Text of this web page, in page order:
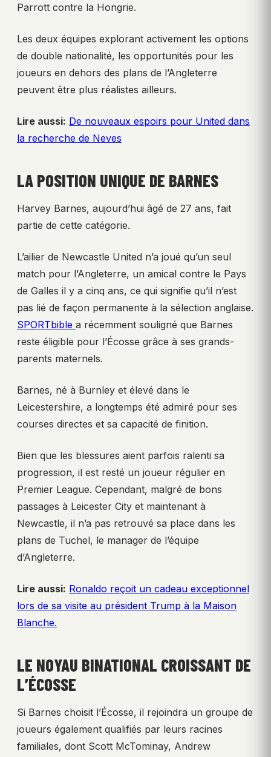
Parrott contre la Hongrie.
Les deux équipes explorant activement les options
de double nationalité, les opportunités pour les
joueurs en dehors des plans de l’Angleterre
peuvent être plus réalistes ailleurs.
Lire aussi: De nouveaux espoirs pour United dans
la recherche de Neves
LA POSITION UNIQUE DE BARNES
Harvey Barnes, aujourd’hui âgé de 27 ans, fait
partie de cette catégorie.
L’ailier de Newcastle United n’a joué qu’un seul
match pour l’Angleterre, un amical contre le Pays
de Galles il y a cinq ans, ce qui signifie qu’il n’est
pas lié de façon permanente à la sélection anglaise.
SPORTbible a récemment souligné que Barnes
reste éligible pour l’Écosse grâce à ses grands-
parents maternels.
Barnes, né à Burnley et élevé dans le
Leicestershire, a longtemps été admiré pour ses
courses directes et sa capacité de finition.
Bien que les blessures aient parfois ralenti sa
progression, il est resté un joueur régulier en
Premier League. Cependant, malgré de bons
passages à Leicester City et maintenant à
Newcastle, il n’a pas retrouvé sa place dans les
plans de Tuchel, le manager de l’équipe
d’Angleterre.
Lire aussi: Ronaldo reçoit un cadeau exceptionnel
lors de sa visite au président Trump à la Maison
Blanche.
LE NOYAU BINATIONAL CROISSANT DE
L’ÉCOSSE
Si Barnes choisit l’Écosse, il rejoindra un groupe de
joueurs également qualifiés par leurs racines
familiales, dont Scott McTominay, Andrew